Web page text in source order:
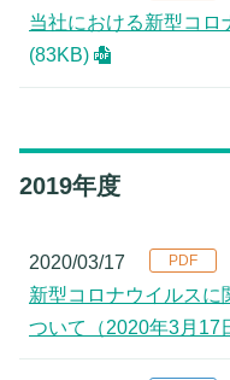
当社における新型コロ
(83KB)
2019年度
2020/03/17
新型コロナウイルスに
ついて（2020年3月17